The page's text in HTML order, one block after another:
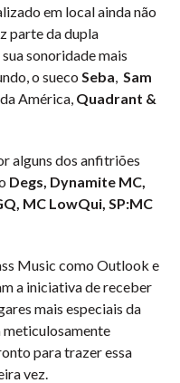
em local ainda não
parte da dupla
sua sonoridade mais
o sueco Seba, Sam
América, Quadrant &
alguns dos anfitriões
Degs, Dynamite MC,
MC LowQui, SP:MC
Music como Outlook e
a iniciativa de receber
mais especiais da
meticulosamente
para trazer essa
vez.